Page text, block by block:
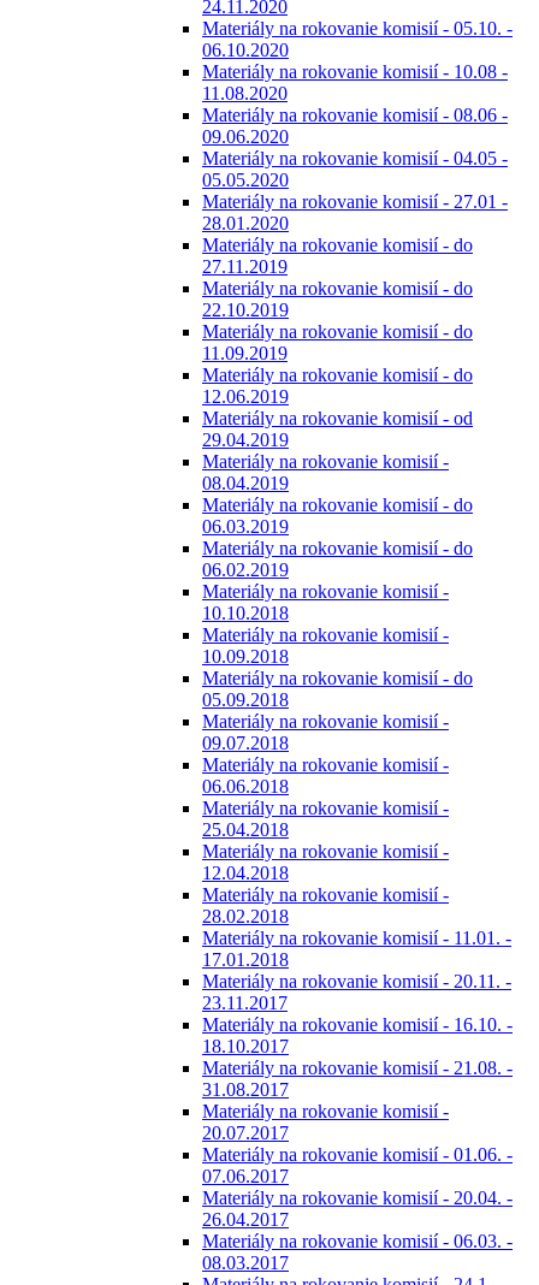
24.11.2020
Materiály na rokovanie komisií - 05.10. -
06.10.2020
Materiály na rokovanie komisií - 10.08 -
11.08.2020
Materiály na rokovanie komisií - 08.06 -
09.06.2020
Materiály na rokovanie komisií - 04.05 -
05.05.2020
Materiály na rokovanie komisií - 27.01 -
28.01.2020
Materiály na rokovanie komisií - do
27.11.2019
Materiály na rokovanie komisií - do
22.10.2019
Materiály na rokovanie komisií - do
11.09.2019
Materiály na rokovanie komisií - do
12.06.2019
Materiály na rokovanie komisií - od
29.04.2019
Materiály na rokovanie komisií -
08.04.2019
Materiály na rokovanie komisií - do
06.03.2019
Materiály na rokovanie komisií - do
06.02.2019
Materiály na rokovanie komisií -
10.10.2018
Materiály na rokovanie komisií -
10.09.2018
Materiály na rokovanie komisií - do
05.09.2018
Materiály na rokovanie komisií -
09.07.2018
Materiály na rokovanie komisií -
06.06.2018
Materiály na rokovanie komisií -
25.04.2018
Materiály na rokovanie komisií -
12.04.2018
Materiály na rokovanie komisií -
28.02.2018
Materiály na rokovanie komisií - 11.01. -
17.01.2018
Materiály na rokovanie komisií - 20.11. -
23.11.2017
Materiály na rokovanie komisií - 16.10. -
18.10.2017
Materiály na rokovanie komisií - 21.08. -
31.08.2017
Materiály na rokovanie komisií -
20.07.2017
Materiály na rokovanie komisií - 01.06. -
07.06.2017
Materiály na rokovanie komisií - 20.04. -
26.04.2017
Materiály na rokovanie komisií - 06.03. -
08.03.2017